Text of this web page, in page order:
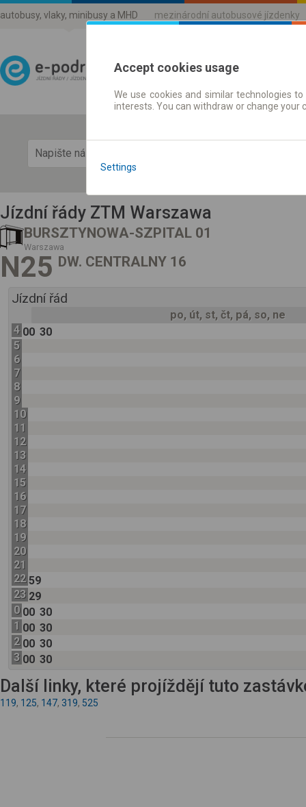
autobusy, vlaky, minibusy a MHD mezinárodní autobusové jízdenky
Jízdni řády a jízdenky
Jízdní řády ZTM Warszawa
BURSZTYNOWA-SZPITAL 01
Warszawa
N25 DW. CENTRALNY 16
Jízdní řád
po, út, st, čt, pá, so, ne
4 00 30
5
6
7
8
9
10
11
12
13
14
15
16
17
18
19
20
21
22 59
23 29
0 00 30
1 00 30
2 00 30
3 00 30
Další linky, které projíždějí tuto
119, 125, 147, 319, 525
Accept cookies usage
We use cookies and similar technologies
interests. You can withdraw or change
Settings